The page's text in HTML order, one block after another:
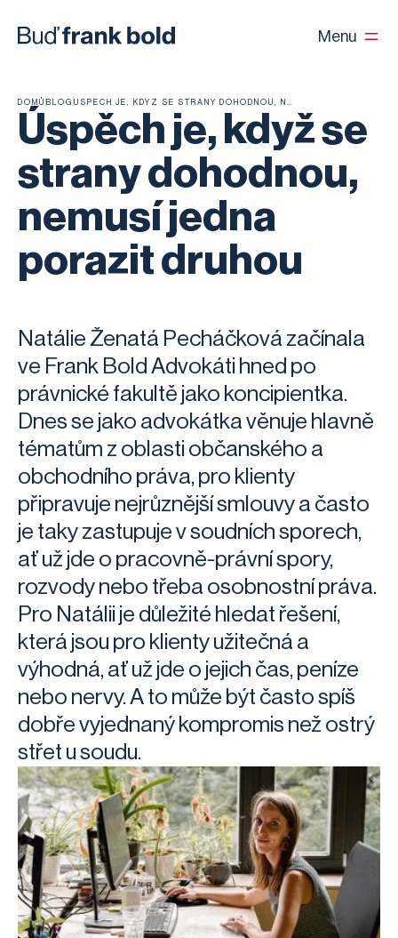
Menu
DOMŮ BLOG
Úspěch je, když se
strany dohodnou,
nemusí jedna
porazit druhou
Natálie Ženatá Pecháčková začínala
ve Frank Bold Advokáti hned po
právnické fakultě jako koncipientka.
Dnes se jako advokátka věnuje hlavně
tématům z oblasti občanského a
obchodního práva, pro klienty
připravuje nejrůznější smlouvy a často
je taky zastupuje v soudních sporech,
ať už jde o pracovně-právní spory,
rozvody nebo třeba osobnostní práva.
Pro Natálii je důležité hledat řešení,
která jsou pro klienty užitečná a
výhodná, ať už jde o jejich čas, peníze
nebo nervy. A to může být často spíš
dobře vyjednaný kompromis než ostrý
střet u soudu.